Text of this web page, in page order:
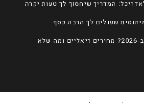
המדריך שיחסוך לך טעות יקרה
כמה עולה עיצוב פנים ב-2026? מחירים ריאליים ומה שלא